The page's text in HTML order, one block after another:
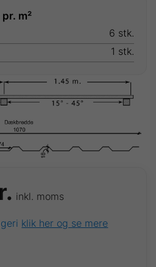
inkl. moms
klik her og se mere
m²
6 stk.
1 stk.